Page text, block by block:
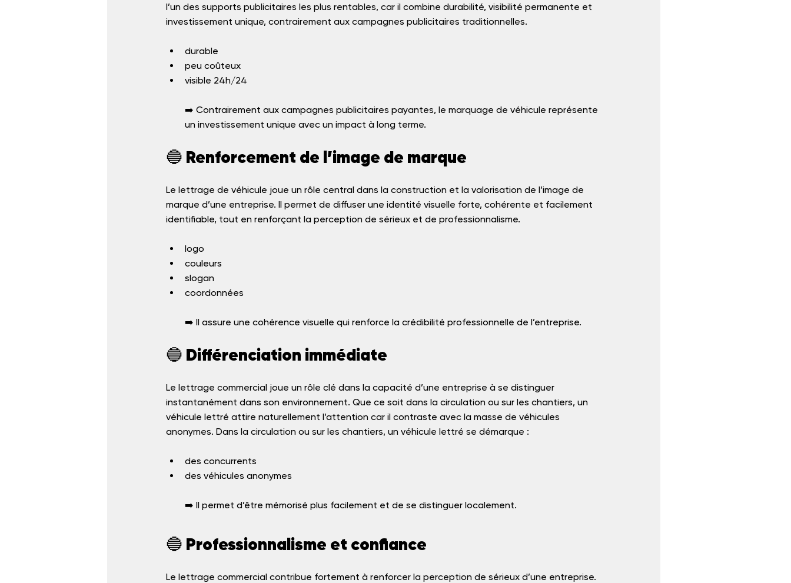
l’un des supports publicitaires les plus rentables, car il combine durabilité, visibilité permanente et
investissement unique, contrairement aux campagnes publicitaires traditionnelles.
durable
peu coûteux
visible 24h/24
➡️ Contrairement aux campagnes publicitaires payantes, le marquage de véhicule représente
un investissement unique avec un impact à long terme.
🔵 Renforcement de l’image de marque
Le lettrage de véhicule joue un rôle central dans la construction et la valorisation de l’image de
marque d’une entreprise. Il permet de diffuser une identité visuelle forte, cohérente et facilement
identifiable, tout en renforçant la perception de sérieux et de professionnalisme.
logo
couleurs
slogan
coordonnées
➡️ Il assure une cohérence visuelle qui renforce la crédibilité professionnelle de l’entreprise.
🔵 Différenciation immédiate
Le lettrage commercial joue un rôle clé dans la capacité d’une entreprise à se distinguer
instantanément dans son environnement. Que ce soit dans la circulation ou sur les chantiers, un
véhicule lettré attire naturellement l’attention car il contraste avec la masse de véhicules
anonymes. Dans la circulation ou sur les chantiers, un véhicule lettré se démarque :
des concurrents
des véhicules anonymes
➡️ Il permet d’être mémorisé plus facilement et de se distinguer localement.
🔵 Professionnalisme et confiance
Le lettrage commercial contribue fortement à renforcer la perception de sérieux d’une entreprise.